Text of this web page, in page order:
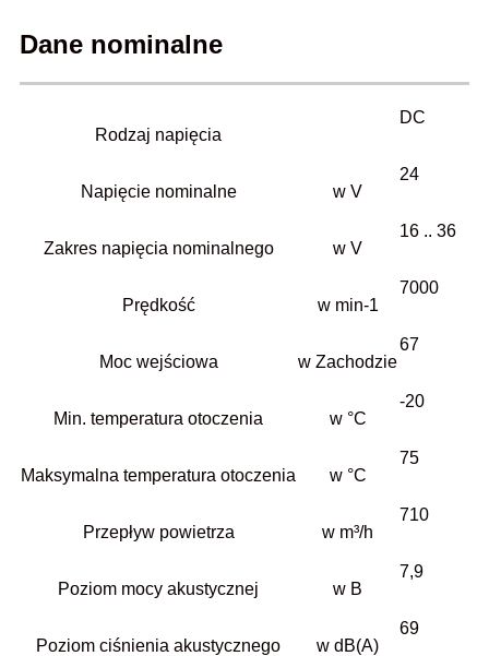
Dane nominalne
Rodzaj napięcia
DC
Napięcie nominalne w V
24
Zakres napięcia nominalnego w V
16 .. 36
Prędkość w min-1
7000
Moc wejściowa w Zachodzie
67
Min. temperatura otoczenia w °C
-20
Maksymalna temperatura otoczenia w °C
75
Przepływ powietrza w m³/h
710
Poziom mocy akustycznej w B
7,9
Poziom ciśnienia akustycznego w dB(A)
69